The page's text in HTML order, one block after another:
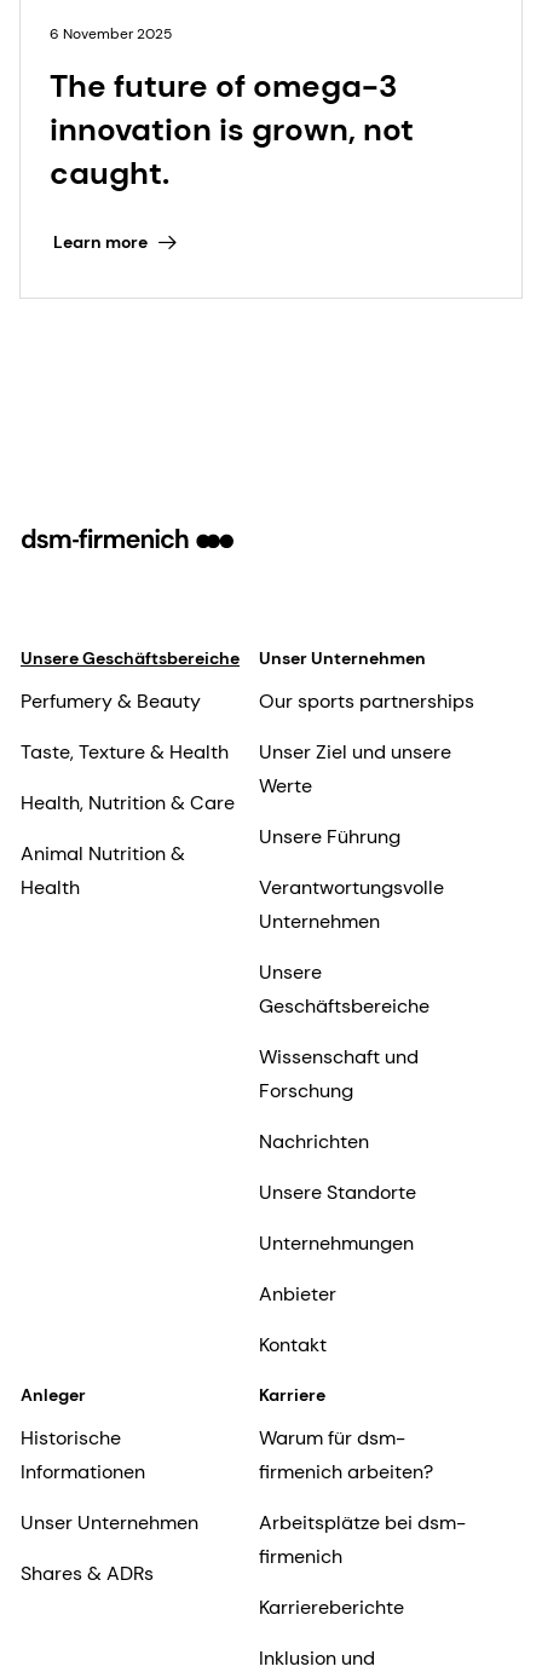
6 November 2025
The future of omega-3
innovation is grown, not
caught.
Learn more
Unsere Geschäftsbereiche
Perfumery & Beauty
Taste, Texture & Health
Health, Nutrition & Care
Animal Nutrition &
Health
Unser Unternehmen
Our sports partnerships
Unser Ziel und unsere
Werte
Unsere Führung
Verantwortungsvolle
Unternehmen
Unsere
Geschäftsbereiche
Wissenschaft und
Forschung
Nachrichten
Unsere Standorte
Unternehmungen
Anbieter
Kontakt
Anleger
Historische
Informationen
Unser Unternehmen
Shares & ADRs
Karriere
Warum für dsm-
firmenich arbeiten?
Arbeitsplätze bei dsm-
firmenich
Karriereberichte
Inklusion und